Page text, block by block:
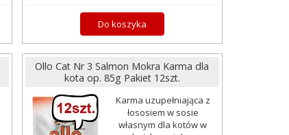
Do koszyka
Ollo Cat Nr 3 Salmon Mokra Karma dla
kota op. 85g Pakiet 12szt.
Karma uzupełniająca z
łososiem w sosie
własnym dla kotów w